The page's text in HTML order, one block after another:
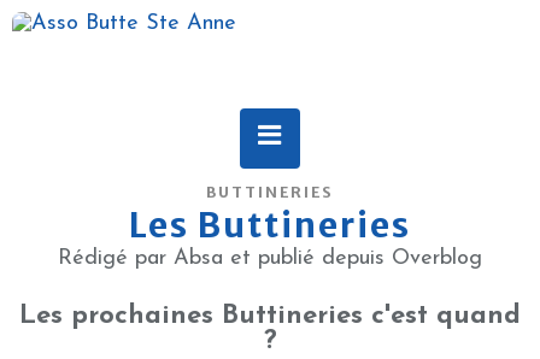
BUTTINERIES
Les Buttineries
Rédigé par Absa et publié depuis Overblog
Les prochaines Buttineries c'est quand
?